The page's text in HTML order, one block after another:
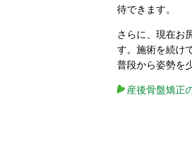
待できます。
さらに、現在お
す。施術を続け
普段から姿勢を
産後骨盤矯正